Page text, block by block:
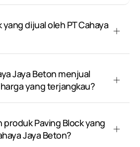
dijual oleh PT Cahaya
Jaya Beton menjual
yang terjangkau?
produk Paving Block yang
Jaya Beton?